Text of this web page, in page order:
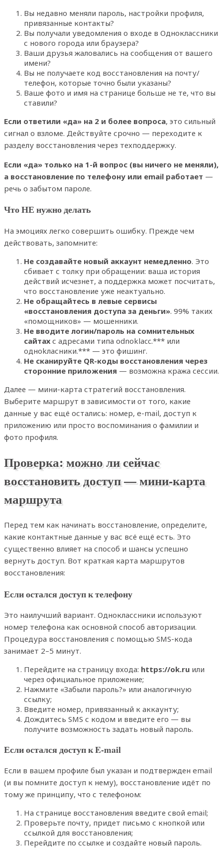
Вы недавно меняли пароль, настройки профиля,
привязанные контакты?
Вы получали уведомления о входе в Одноклассники
с нового города или браузера?
Ваши друзья жаловались на сообщения от вашего
имени?
Вы не получаете код восстановления на почту/
телефон, которые точно были указаны?
Ваше фото и имя на странице больше не те, что вы
ставили?
Если ответили «да» на 2 и более вопроса, это сильный
сигнал о взломе. Действуйте срочно — переходите к
разделу восстановления через техподдержку.
Если «да» только на 1-й вопрос (вы ничего не меняли),
а восстановление по телефону или email работает —
речь о забытом пароле.
Что НЕ нужно делать
На эмоциях легко совершить ошибку. Прежде чем
действовать, запомните:
Не создавайте новый аккаунт немедленно. Это
сбивает с толку при обращении: ваша история
действий исчезнет, а поддержка может посчитать,
что восстановление уже неактуально.
Не обращайтесь в левые сервисы
«восстановления доступа за деньги». 99% таких
«помощников» — мошенники.
Не вводите логин/пароль на сомнительных
сайтах с адресами типа odnoklacc.*** или
oднokлaсники.*** — это фишинг.
Не сканируйте QR-коды восстановления через
сторонние приложения — возможна кража сессии.
Далее — мини-карта стратегий восстановления.
Выберите маршрут в зависимости от того, какие
данные у вас ещё остались: номер, e-mail, доступ к
приложению или просто воспоминания о фамилии и
фото профиля.
Проверка: можно ли сейчас
восстановить доступ — мини-карта
маршрута
Перед тем как начинать восстановление, определите,
какие контактные данные у вас всё ещё есть. Это
существенно влияет на способ и шансы успешно
вернуть доступ. Вот краткая карта маршрутов
восстановления:
Если остался доступ к телефону
Это наилучший вариант. Одноклассники используют
номер телефона как основной способ авторизации.
Процедура восстановления с помощью SMS-кода
занимает 2–5 минут.
Перейдите на страницу входа: https://ok.ru или
через официальное приложение;
Нажмите «Забыли пароль?» или аналогичную
ссылку;
Введите номер, привязанный к аккаунту;
Дождитесь SMS с кодом и введите его — вы
получите возможность задать новый пароль.
Если остался доступ к E-mail
Если в вашем профиле был указан и подтвержден email
(и вы помните доступ к нему), восстановление идёт по
тому же принципу, что с телефоном:
На странице восстановления введите свой email;
Проверьте почту, придет письмо с кнопкой или
ссылкой для восстановления;
Перейдите по ссылке и создайте новый пароль.